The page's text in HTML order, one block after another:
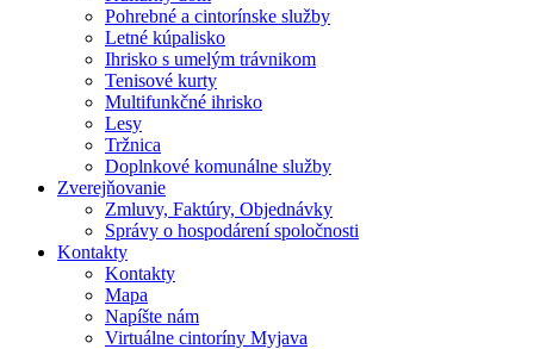
Pohrebné a cintorínske služby
Letné kúpalisko
Ihrisko s umelým trávnikom
Tenisové kurty
Multifunkčné ihrisko
Lesy
Tržnica
Doplnkové komunálne služby
Zverejňovanie
Zmluvy, Faktúry, Objednávky
Správy o hospodárení spoločnosti
Kontakty
Kontakty
Mapa
Napíšte nám
Virtuálne cintoríny Myjava